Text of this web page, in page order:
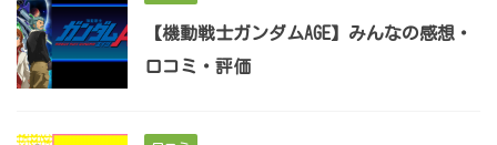
【機動戦士ガンダムAGE】みんなの感想・
口コミ・評価